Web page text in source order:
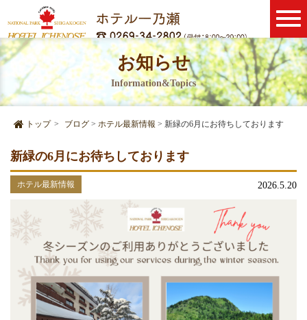
お知らせ
Information&Topics
トップ > ブログ > ホテル最新情報 > 新緑の6月にお待ちしております
新緑の6月にお待ちしております
2026.5.20
ホテル最新情報